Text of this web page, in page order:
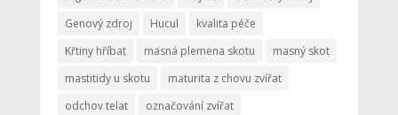
Genový zdroj
Hucul
kvalita péče
Křtiny hříbat
masná plemena skotu
masný skot
mastitidy u skotu
maturita z chovu zvířat
odchov telat
označování zvířat